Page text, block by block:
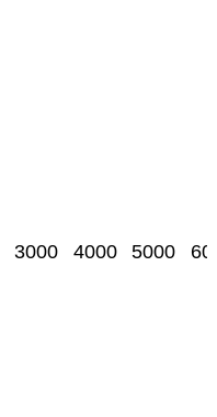
3000 4000 5000